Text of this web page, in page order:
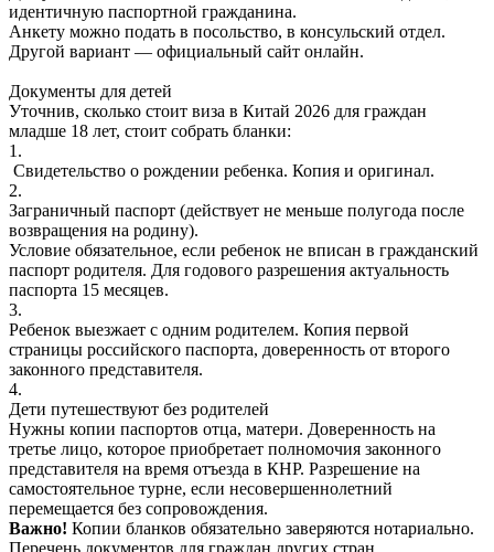
идентичную паспортной гражданина.
Анкету можно подать в посольство, в консульский отдел.
Другой вариант — официальный сайт онлайн.
Документы для детей
Уточнив, сколько стоит виза в Китай 2026 для граждан
младше 18 лет, стоит собрать бланки:
1.
Свидетельство о рождении ребенка. Копия и оригинал.
2.
Заграничный паспорт (действует не меньше полугода после
возвращения на родину).
Условие обязательное, если ребенок не вписан в гражданский
паспорт родителя. Для годового разрешения актуальность
паспорта 15 месяцев.
3.
Ребенок выезжает с одним родителем. Копия первой
страницы российского паспорта, доверенность от второго
законного представителя.
4.
Дети путешествуют без родителей
Нужны копии паспортов отца, матери. Доверенность на
третье лицо, которое приобретает полномочия законного
представителя на время отъезда в КНР. Разрешение на
самостоятельное турне, если несовершеннолетний
перемещается без сопровождения.
Важно! Копии бланков обязательно заверяются нотариально.
Перечень документов для граждан других стран